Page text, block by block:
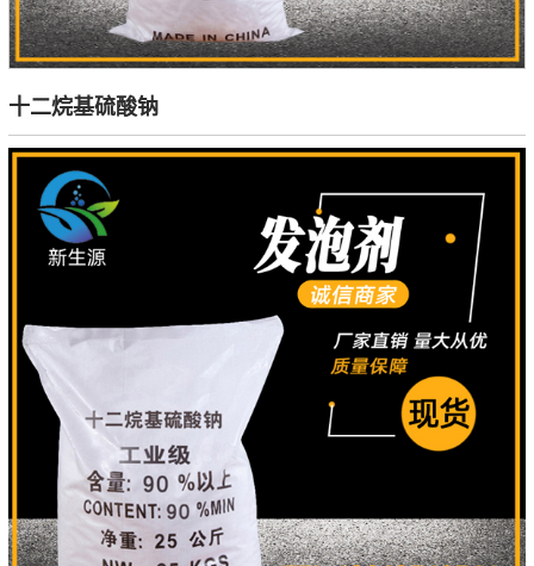
十二烷基硫酸钠